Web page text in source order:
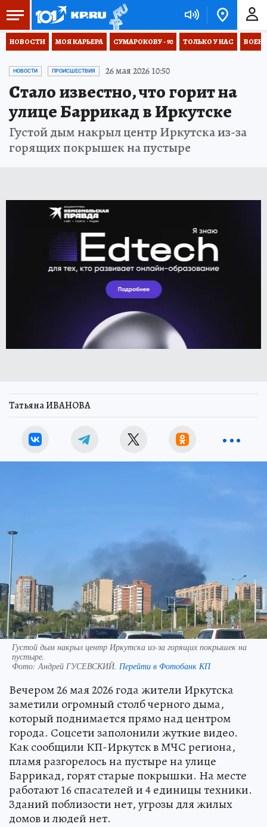
НОВОСТИ МОЯ КАРЬЕРА СУМАРОКОВУ - 90 ТОЛЬКО У НАС
НОВОСТИ ПРОИСШЕСТВИЯ 26 мая 2026 10:50
Стало известно, что горит на
улице Баррикад в Иркутске
Густой дым накрыл центр Иркутска из-за
горящих покрышек на пустыре
Татьяна ИВАНОВА
Густой дым накрыл центр Иркутска из-за горящих покрышек на
пустыре.
Фото:Андрей ГУСЕВСКИЙ. Перейти в Фотобанк КП
Вечером 26 мая 2026 года жители Иркутска
заметили огромный столб черного дыма,
который поднимается прямо над центром
города. Соцсети заполонили жуткие видео.
Как сообщили КП-Иркутск в МЧС региона,
пламя разгорелось на пустыре на улице
Баррикад, горят старые покрышки. На месте
работают 16 спасателей и 4 единицы техники.
Зданий поблизости нет, угрозы для жилых
домов и людей нет.